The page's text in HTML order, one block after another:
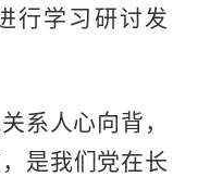
行学习研讨发
系人心向背，
是我们党在长